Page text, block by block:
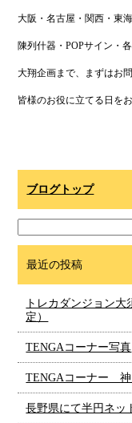
大阪・名古屋・関西・東
陳列什器・POPサイン・
大翔企画まで、まずはお
皆様のお役に立てる日を
ブログトップ
最近の投稿
トレカダンジョン
定）
TENGAコーナー写真
TENGAコーナー 神
長野県にて半円ネッ